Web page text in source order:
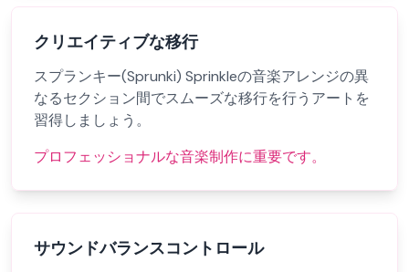
クリエイティブな移行
スプランキー(Sprunki) Sprinkleの音楽アレンジの異
なるセクション間でスムーズな移行を行うアートを
習得しましょう。
プロフェッショナルな音楽制作に重要です。
サウンドバランスコントロール